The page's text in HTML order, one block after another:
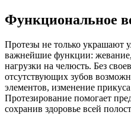
Функциональное
Протезы не только украшают
важнейшие функции:
нагрузки на челюсть. Без
отсутствующих зубов
элементов, изменение
Протезирование помогает
сохранив здоровье всей